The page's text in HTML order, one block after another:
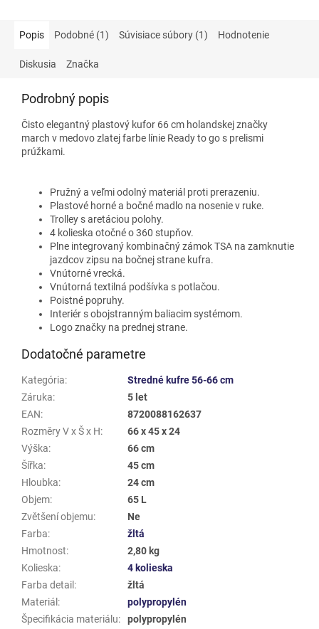
Popis Podobné (1) Súvisiace súbory (1) Hodnotenie
Diskusia Značka
Podrobný popis
Čisto elegantný plastový kufor 66 cm holandskej značky
march v medovo zlatej farbe línie Ready to go s prelismi
prúžkami.
Pružný a veľmi odolný materiál proti prerazeniu.
Plastové horné a bočné madlo na nosenie v ruke.
Trolley s aretáciou polohy.
4 kolieska otočné o 360 stupňov.
Plne integrovaný kombinačný zámok TSA na zamknutie
jazdcov zipsu na bočnej strane kufra.
Vnútorné vrecká.
Vnútorná textilná podšívka s potlačou.
Poistné popruhy.
Interiér s obojstranným baliacim systémom.
Logo značky na prednej strane.
Dodatočné parametre
Kategória:
Stredné kufre 56-66 cm
Záruka:
5 let
EAN:
8720088162637
Rozměry V x Š x H:
66 x 45 x 24
Výška:
66 cm
Šířka:
45 cm
Hloubka:
24 cm
Objem:
65 L
Zvětšení objemu:
Ne
Farba:
žltá
Hmotnost:
2,80 kg
Kolieska:
4 kolieska
Farba detail :
žltá
Materiál :
polypropylén
Špecifikácia materiálu:
polypropylén